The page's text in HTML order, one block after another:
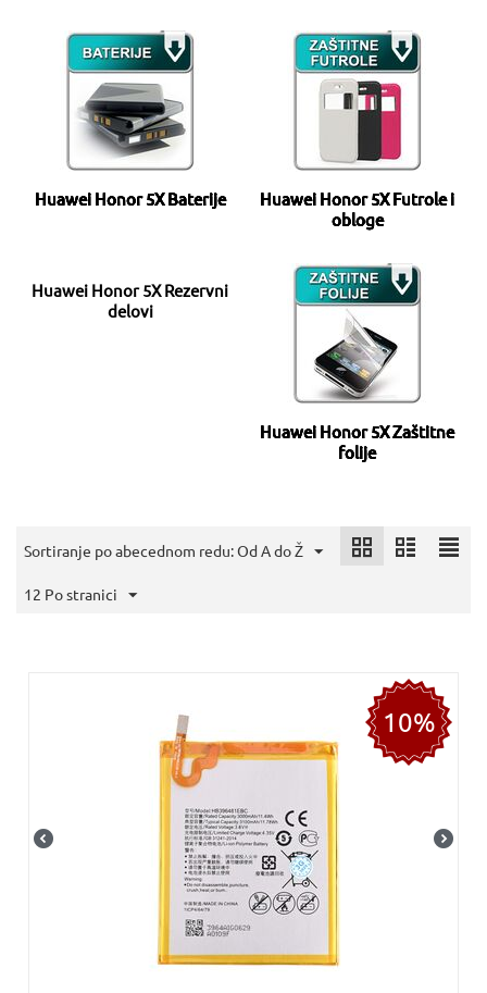
Huawei Honor 5X Baterije
Huawei Honor 5X Futrole i
obloge
Huawei Honor 5X Rezervni
delovi
Huawei Honor 5X Zaštitne
folije
Sortiranje po abecednom redu: Od A do Ž
12 Po stranici
10%